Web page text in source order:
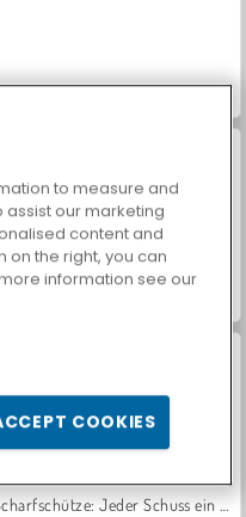
to measure and
our marketing
content and
on the right, you can
information see our
COOKIES